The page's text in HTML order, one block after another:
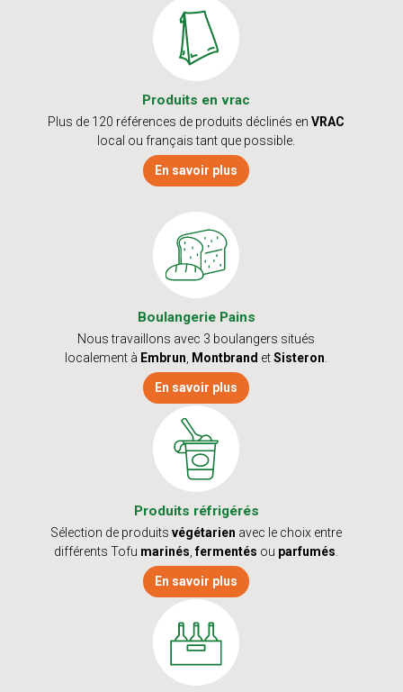
Produits en vrac
Plus de 120 références de produits déclinés en VRAC
local ou français tant que possible.
En savoir plus
Boulangerie Pains
Nous travaillons avec 3 boulangers situés
localement à Embrun Montbrand etSisteron
En savoir plus
Produits réfrigérés
Sélection de produits végétarien avec le choix entre
différents Tofu marinés ,fermentés ou parfumés
En savoir plus